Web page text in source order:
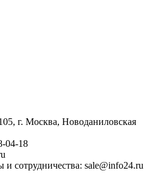
г. Москва, Новоданиловская
04-18
сотрудничества: sale@info24.ru